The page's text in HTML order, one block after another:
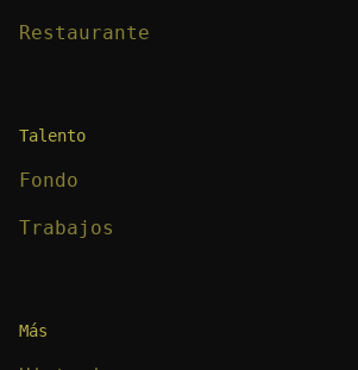
Restaurante
Talento
Fondo
Trabajos
Más